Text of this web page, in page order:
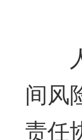
人
间风
责任